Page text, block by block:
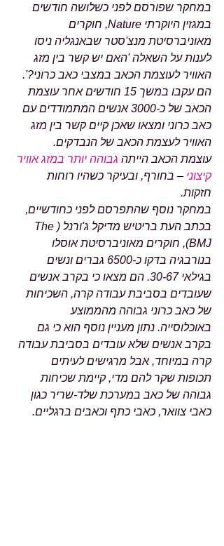
במחקר שפורסם לפני כשלושה חודשים
במגזין היוקרתי Nature, חוקרים
מאוניברסיטת מנצ'סטר שבאנגליה ניסו
לענות על השאלה 'האם יש קשר בין מזג
האוויר לעוצמת הכאב במצבי כאב כרוני?'.
הם עקבו במשך 15 חודשים אחר עוצמת
הכאב של כ-3000 אנשים המתמודדים עם
כאב כרוני ומצאו שאכן קיים קשר בין מזג
האוויר לעצמת הכאב של הנבדקים.
עוצמת הכאב הייתה גבוהה יותר במזג אוויר
קיצוני – בחורף, ובעיקר כשהיו רוחות
חזקות.
במחקר נוסף שהתפרסם לפני כחודשיים,
בכתב העת בריטיש מדיקל ג'ורנל (The
BMJ), חוקרים מאוניברסיטת אוסלו
בנורבגיה בדקו כ-6500 גברים ונשים
בגילאי 30-67. הם מצאו כי בקרב אנשים
שעובדים בסביבת עבודה קרה, השכיחות
של כאב כרוני גבוהה מהממוצע
באוכלוסייה. נתון מעניין נוסף הוא כי גם
בקרב אנשים שלא עובדים בסביבת עבודה
קרה במיוחד, אבל מרגישים לעיתים
תכופות שקר להם מדי, קיימת שכיחות
גבוהה של כאב במערכת שלד-שריר כגון
כאבי צוואר, כאבי כתף וכאבים ברגליים.